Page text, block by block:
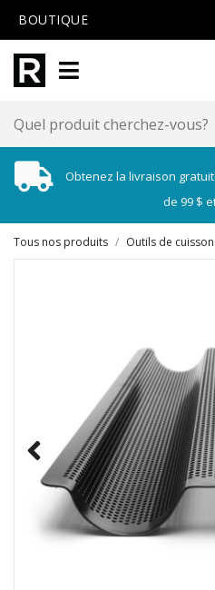
BOUTIQUE
Obtenez la livraison
de 99 $
Tous nos produits / Outils de cuisson